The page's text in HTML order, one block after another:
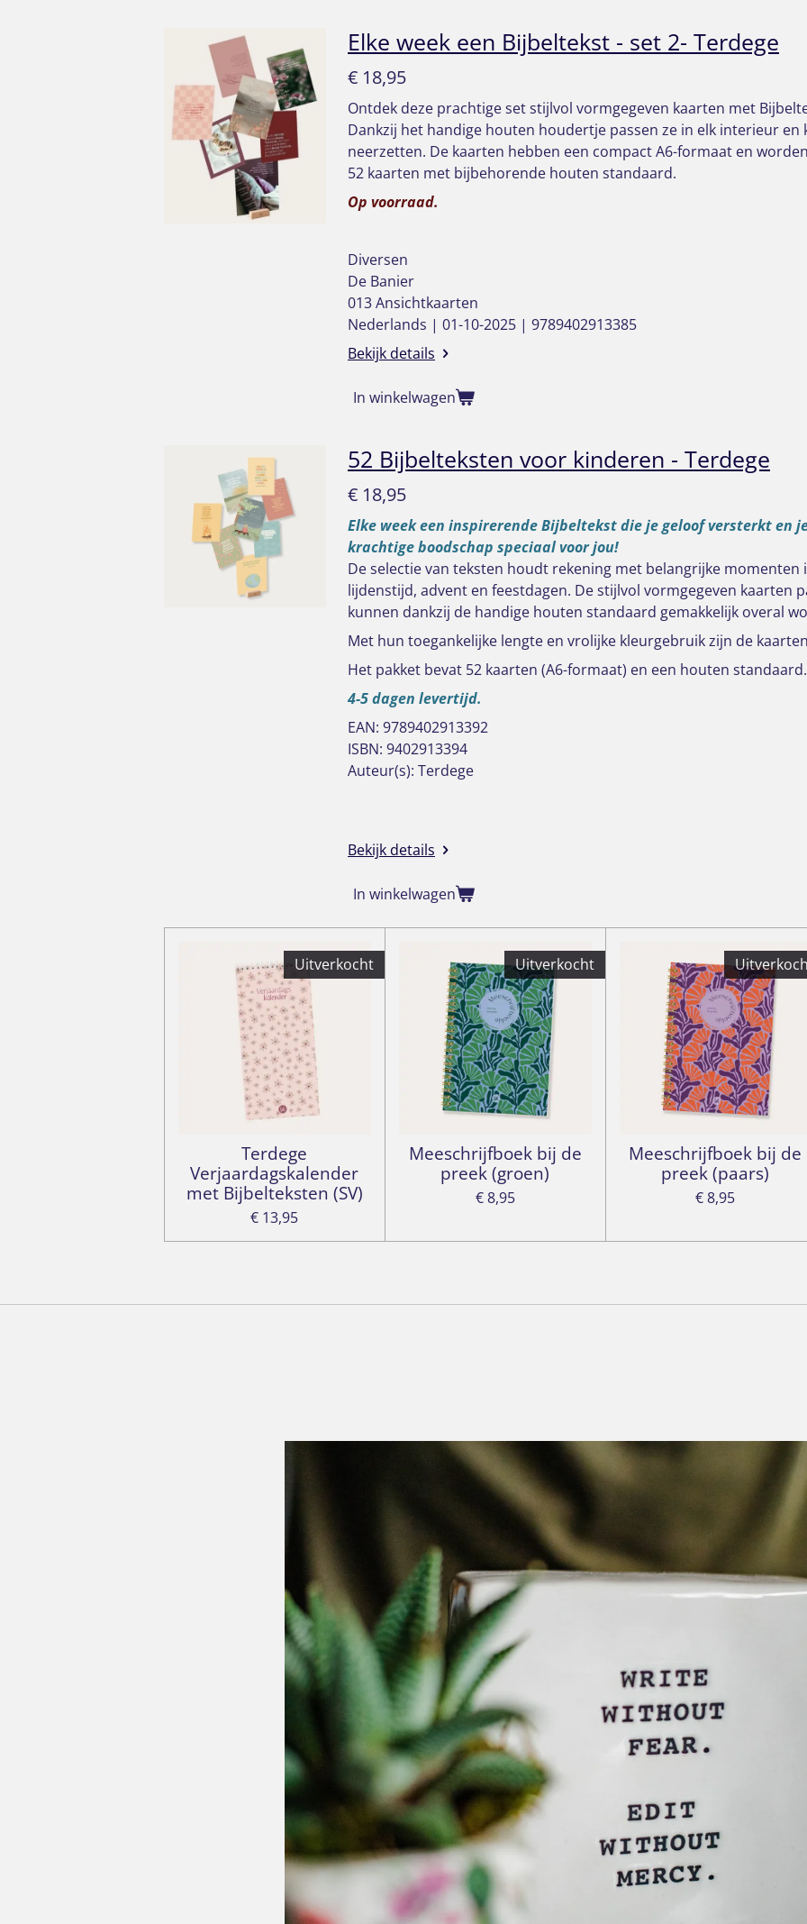
Elke week een Bijbeltekst - set 2- Terdege
€ 18,95
Ontdek deze prachtige set stijlvol vormgegeven kaarten met
Dankzij het handige houten houdertje passen ze in elk interieur en
neerzetten. De kaarten hebben een compact A6-formaat en
52 kaarten met bijbehorende houten standaard.
Op voorraad.
Diversen
De Banier
013 Ansichtkaarten
Nederlands | 01-10-2025 | 9789402913385
Bekijk details
In winkelwagen
52 Bijbelteksten voor kinderen - Terdege
€ 18,95
Elke week een inspirerende Bijbeltekst die je geloof versterkt en
krachtige boodschap speciaal voor jou!
De selectie van teksten houdt rekening met belangrijke momenten
lijdenstijd, advent en feestdagen. De stijlvol vormgegeven kaarten
kunnen dankzij de handige houten standaard gemakkelijk overal
Met hun toegankelijke lengte en vrolijke kleurgebruik zijn de
Het pakket bevat 52 kaarten (A6-formaat) en een houten standaard.
4-5 dagen levertijd.
EAN: 9789402913392
ISBN: 9402913394
Auteur(s): Terdege
Bekijk details
In winkelwagen
Uitverkocht
Terdege
Verjaardagskalender
met Bijbelteksten (SV)
€ 13,95
Uitverkocht
Meeschrijfboek bij de
preek (groen)
€ 8,95
Meeschrijfboek bij de
preek (paars)
€ 8,95